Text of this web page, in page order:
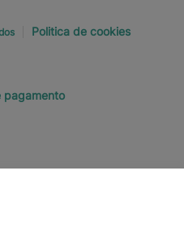
Politica de cookies
pagamento